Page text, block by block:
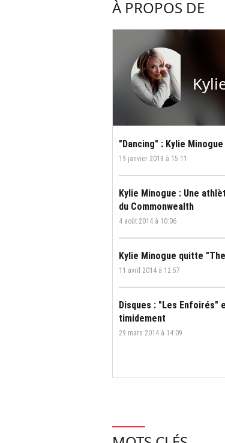
À PROPOS DE
"Dancing" : Kylie
19 janvier 2018 à 15:11
Kylie Minogue : Une
du Commonwealth
4 août 2014 à 10:06
Kylie Minogue quitte
11 avril 2014 à 12:57
Disques : "Les Enfoirés"
timidement
29 mars 2014 à 14:09